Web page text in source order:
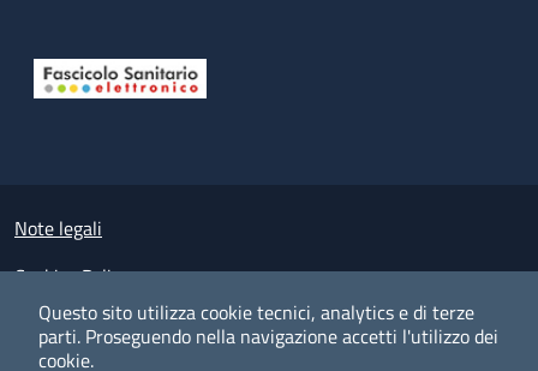
Questo sito utilizza cookie tecnici, analytics e di terze
parti. Proseguendo nella navigazione accetti l'utilizzo dei
cookie.
Small prints
Note legali
Cookies Policy
Policy privacy e protezione del dato personale